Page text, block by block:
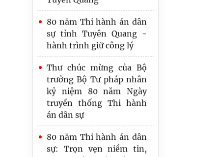
Lưu ý các thời hạn, thời
hiệu quy định tại Luật
Thi hành án dân sự năm
2025
PHÒNG THI HÀNH ÁN
DÂN SỰ KHU VỰC 1 -
TUYÊN QUANG TỔ CHỨC
HÀNH TRÌNH VỀ NGUỒN,
SINH HOẠT CHÍNH TRỊ
80 năm Thi hành án dân
hành trình giữ công lý
Thư chúc mừng của Bộ
kỷ niệm 80 năm Ngày
truyền thống Thi hành
án dân sự
80 năm Thi hành án dân
thượng tôn pháp luật